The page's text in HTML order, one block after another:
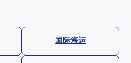
国际海运